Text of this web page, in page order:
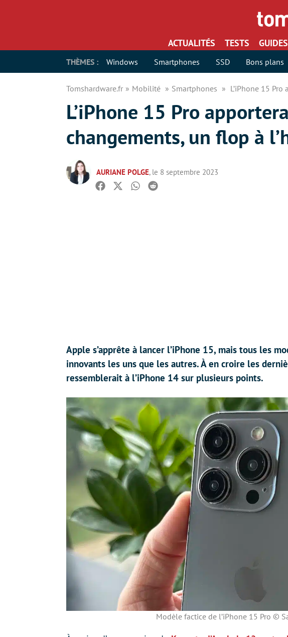
ACTUALITÉS TESTS
THÈMES : Windows Smartphones SSD Bons plans
Tomshardware.fr Mobilité Smartphones L’iPhone 15
L’iPhone 15 Pro
changements, un flop à
AURIANE POLGE, le 8 septembre 2023
Facebook
TwitterWhatsapp
Reddit
Apple s’apprête à lancer l’iPhone 15, mais tous les
innovants les uns que les autres. À en croire les
ressemblerait à l’iPhone 14 sur plusieurs points.
Modèle factice de l’iPhone 15 Pro ©